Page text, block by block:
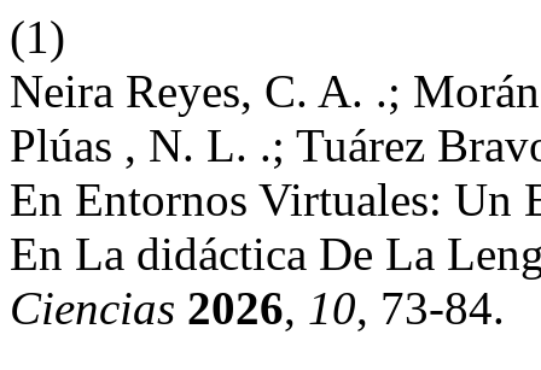
(1)
Neira Reyes, C. A. .;
Plúas , N. L. .; Tuárez
En Entornos Virtuales: Un
En La didáctica De La
Ciencias 2026, 10, 73-84.